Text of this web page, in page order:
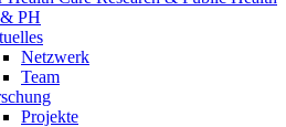
PH
Netzwerk
Team
Projekte